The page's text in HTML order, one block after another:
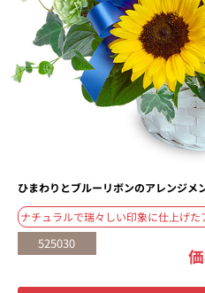
ひまわりとブルーリボンのアレンジメ
ナチュラルで瑞々しい印象に仕上げた
525030